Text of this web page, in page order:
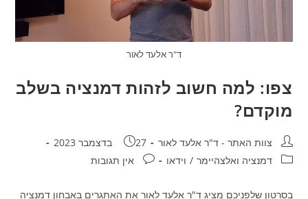
ד"ר אלעד לאור
צפו: למה חשוב לזהות דמנציה בשלב
מוקדם?
מחבר:צוות האתר - ד"ר אלעד לאור פורסם:
27 בדצמבר 2023
קטגוריה:דמנציה ואלצהיימר / וידאו תגובות:אין תגובות
בסרטון שלפניכם מציג ד"ר אלעד לאור את האתגרים באבחון דמנציה